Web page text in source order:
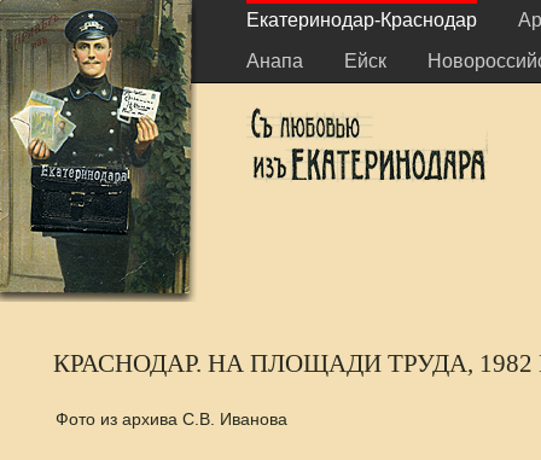
Екатеринодар-Краснодар
Анапа
Ейск
КРАСНОДАР. НА ПЛОЩАДИ ТРУДА, 1982
Фото из архива С.В. Иванова